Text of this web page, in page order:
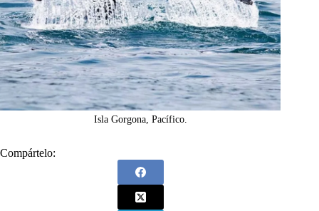
Isla Gorgona, Pacífico.
Compártelo: